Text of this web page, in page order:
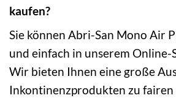
kaufen?
Sie können Abri-San Mono Air
und einfach in unserem Online-
Wir bieten Ihnen eine große
Inkontinenzprodukten zu fairen